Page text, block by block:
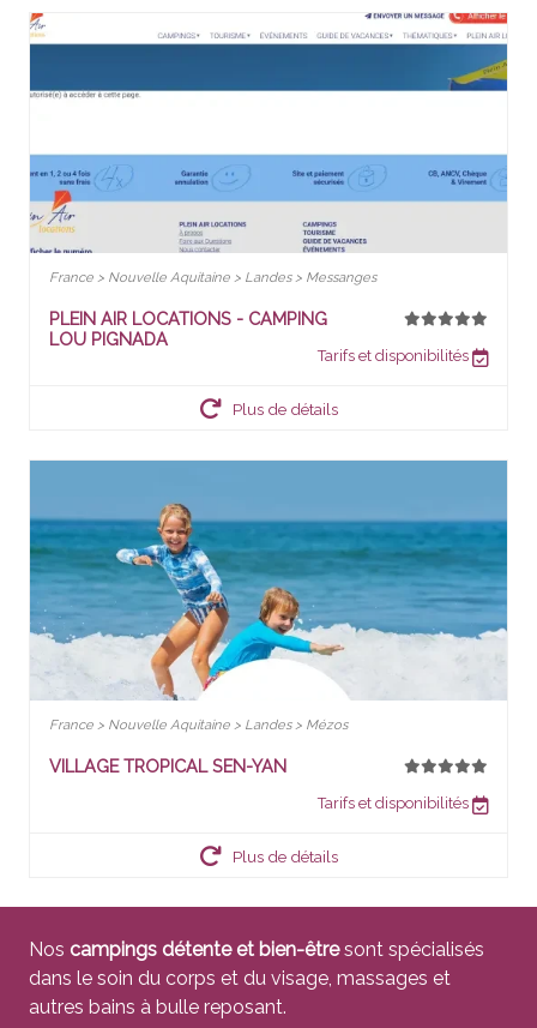
France > Nouvelle Aquitaine > Landes > Messanges
PLEIN AIR LOCATIONS - CAMPING
LOU PIGNADA
Tarifs et disponibilités
Plus de détails
France > Nouvelle Aquitaine > Landes > Mézos
VILLAGE TROPICAL SEN-YAN
Tarifs et disponibilités
Plus de détails
Nos campings détente et bien-êtresont spécialisés
dans le soin du corps et du visage, massages et
autres bains à bulle reposant.